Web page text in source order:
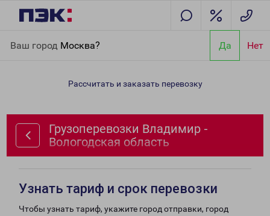
Ваш город Москва? Да Нет
Вологодская область
Рассчитать и заказать перевозку
Грузоперевозки Владимир -
Вологодская область
Узнать тариф и срок перевозки
Чтобы узнать тариф, укажите город отправки, город